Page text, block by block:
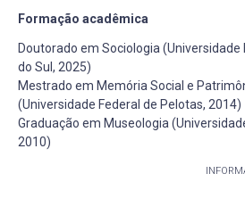
Formação acadêmica
Doutorado em Sociologia (Universidade
do Sul, 2025)
Mestrado em Memória Social e
(Universidade Federal de Pelotas, 2014)
Graduação em Museologia
2010)